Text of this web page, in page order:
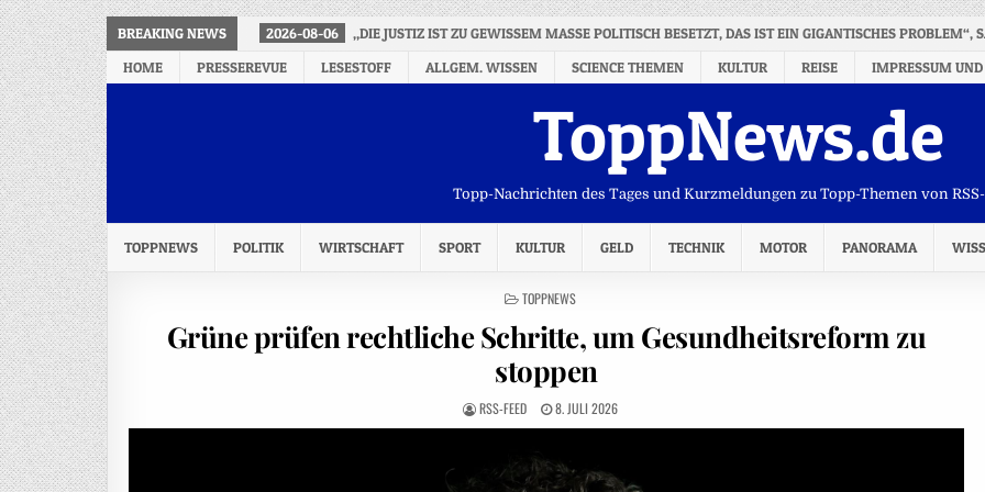
BREAKING NEWS 2026-08-06 „DIE JUSTIZ IST ZU GEWISSEM MASSE POLITISCH BESETZT, DAS IST EIN GIGANTISCHES PROBLEM“,
HOME
PRESSEREVUE LESESTOFF ALLGEM. WISSEN SCIENCE THEMEN KULTUR REISE IMPRESSUM UND
ToppNews.de
Topp-Nachrichten des Tages und Kurzmeldungen zu Topp-Themen von
TOPPNEWS POLITIK WIRTSCHAFT SPORT KULTUR GELD TECHNIK MOTOR PANORAMA
POSTED
TOPPNEWS
Grüne prüfen rechtliche Schritte, um Gesundheitsreform zu
stoppen
RSS-FEED 8. JULI 2026